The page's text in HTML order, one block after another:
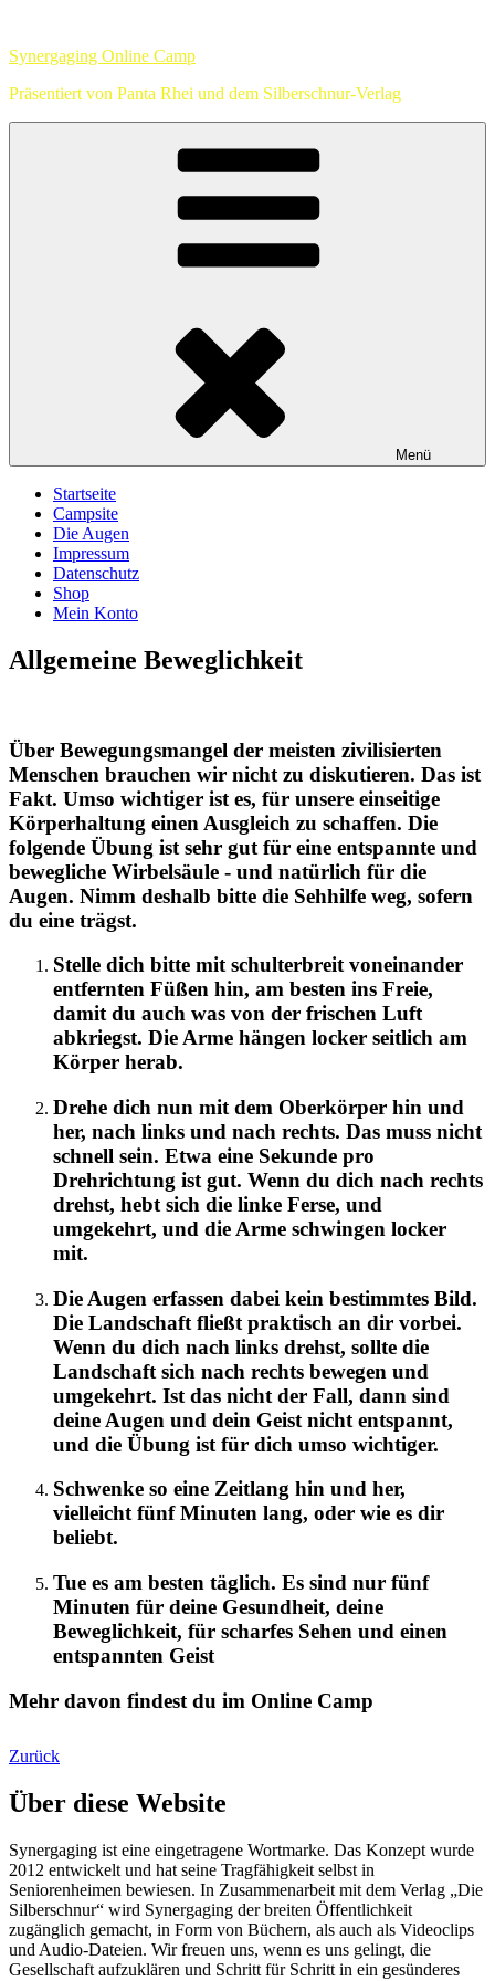
springen
Synergaging Online Camp
Präsentiert von Panta Rhei und dem Silberschnur-Verlag
Menü
Startseite
Campsite
Die Augen
Impressum
Datenschutz
Shop
Mein Konto
Allgemeine Beweglichkeit
Über Bewegungsmangel der meisten zivilisierten
Menschen brauchen wir nicht zu diskutieren. Das ist
Fakt. Umso wichtiger ist es, für unsere einseitige
Körperhaltung einen Ausgleich zu schaffen. Die
folgende Übung ist sehr gut für eine entspannte und
bewegliche Wirbelsäule - und natürlich für die
Augen. Nimm deshalb bitte die Sehhilfe weg, sofern
du eine trägst.
Stelle dich bitte mit schulterbreit voneinander
entfernten Füßen hin, am besten ins Freie,
damit du auch was von der frischen Luft
abkriegst. Die Arme hängen locker seitlich am
Körper herab.
Drehe dich nun mit dem Oberkörper hin und
her, nach links und nach rechts. Das muss nicht
schnell sein. Etwa eine Sekunde pro
Drehrichtung ist gut. Wenn du dich nach rechts
drehst, hebt sich die linke Ferse, und
umgekehrt, und die Arme schwingen locker
mit.
Die Augen erfassen dabei kein bestimmtes Bild.
Die Landschaft fließt praktisch an dir vorbei.
Wenn du dich nach links drehst, sollte die
Landschaft sich nach rechts bewegen und
umgekehrt. Ist das nicht der Fall, dann sind
deine Augen und dein Geist nicht entspannt,
und die Übung ist für dich umso wichtiger.
Schwenke so eine Zeitlang hin und her,
vielleicht fünf Minuten lang, oder wie es dir
beliebt.
Tue es am besten täglich. Es sind nur fünf
Minuten für deine Gesundheit, deine
Beweglichkeit, für scharfes Sehen und einen
entspannten Geist
Mehr davon findest du im Online Camp
Zurück
Über diese Website
Synergaging ist eine eingetragene Wortmarke. Das Konzept wurde
2012 entwickelt und hat seine Tragfähigkeit selbst in
Seniorenheimen bewiesen. In Zusammenarbeit mit dem Verlag „Die
Silberschnur“ wird Synergaging der breiten Öffentlichkeit
zugänglich gemacht, in Form von Büchern, als auch als Videoclips
und Audio-Dateien. Wir freuen uns, wenn es uns gelingt, die
Gesellschaft aufzuklären und Schritt für Schritt in ein gesünderes